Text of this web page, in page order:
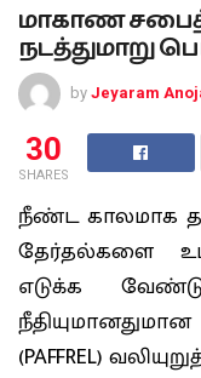
மாகாண
நடத்துமாறு
by Jeyaram
30
SHARES
நீண்ட காலமாக
தேர்தல்களை
எடுக்க
(PAFFREL)